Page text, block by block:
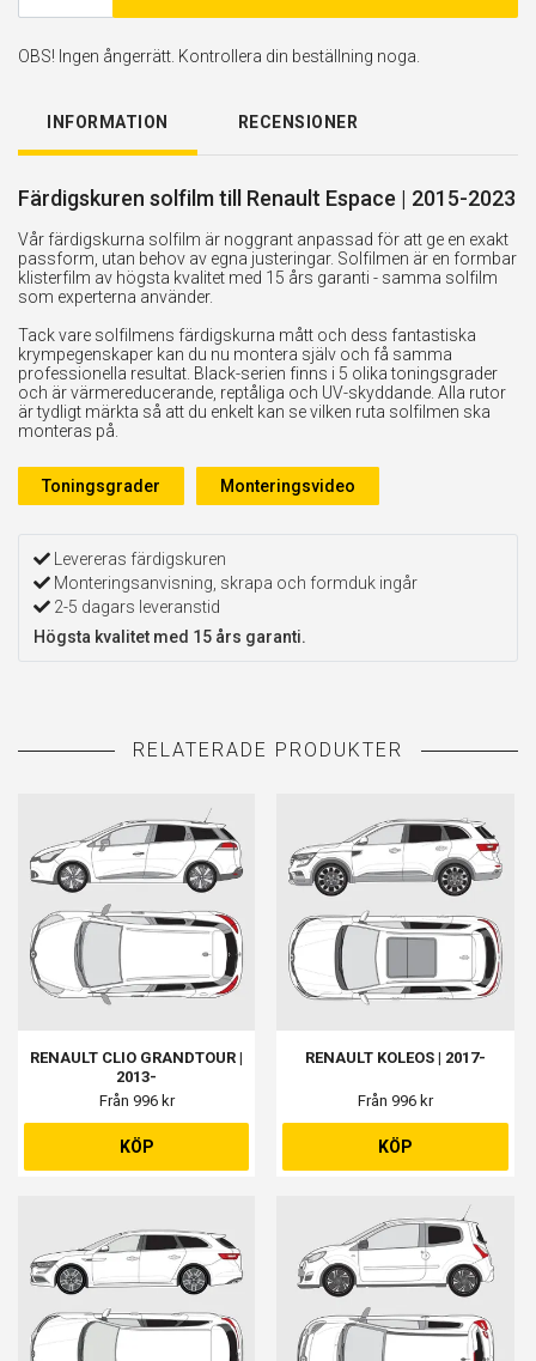
OBS! Ingen ångerrätt. Kontrollera din beställning noga.
INFORMATION RECENSIONER
Färdigskuren solfilm till Renault Espace | 2015-2023
Vår färdigskurna solfilm är noggrant anpassad för att ge en exakt
passform, utan behov av egna justeringar. Solfilmen är en formbar
klisterfilm av högsta kvalitet med 15 års garanti - samma solfilm
som experterna använder.
Tack vare solfilmens färdigskurna mått och dess fantastiska
krympegenskaper kan du nu montera själv och få samma
professionella resultat. Black-serien finns i 5 olika toningsgrader
och är värmereducerande, reptåliga och UV-skyddande. Alla rutor
är tydligt märkta så att du enkelt kan se vilken ruta solfilmen ska
monteras på.
Toningsgrader Monteringsvideo
Levereras färdigskuren
Monteringsanvisning, skrapa och formduk ingår
2-5 dagars leveranstid
Högsta kvalitet med 15 års garanti.
RENAULT CLIO GRANDTOUR |
2013-
Från 996 kr
KÖP
RENAULT KOLEOS | 2017-
Från 996 kr
KÖP